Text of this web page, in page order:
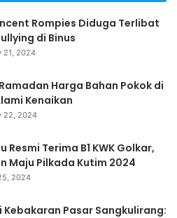
Rompies Diduga Terlibat
di Binus
21, 2024
Harga Bahan Pokok di
Kenaikan
22, 2024
Resmi Terima B1 KWK Golkar,
Maju Pilkada Kutim 2024
2024
Kebakaran Pasar Sangkulirang: